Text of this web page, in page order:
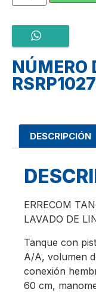
NÚMERO
DESCRIPCIÓN
ERRECOM
LAVADO DE
Tanque con
A/A, volumen
conexión
60 cm,